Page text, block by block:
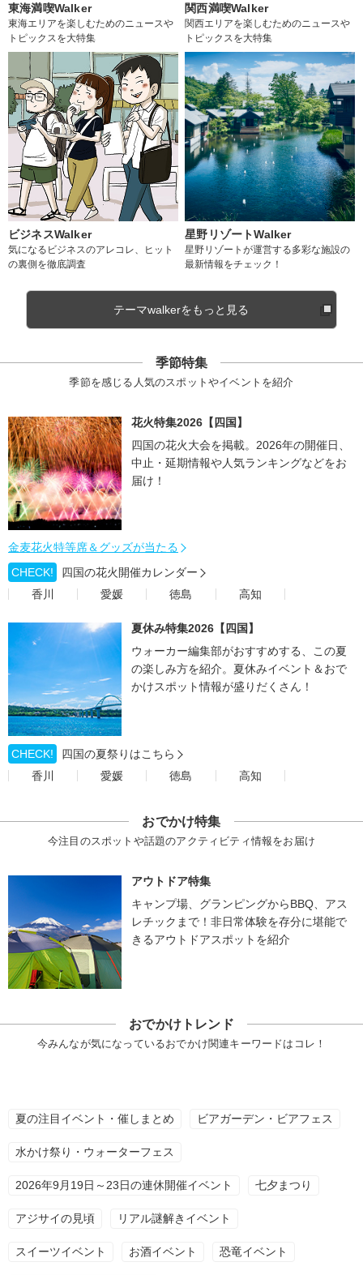
東海満喫Walker
東海エリアを楽しむためのニュースや
トピックスを大特集
関西満喫Walker
関西エリアを楽しむためのニュースや
トピックスを大特集
ビジネスWalker
気になるビジネスのアレコレ、ヒット
の裏側を徹底調査
星野リゾートWalker
星野リゾートが運営する多彩な施設の
最新情報をチェック！
テーマwalkerをもっと見る
季節特集
季節を感じる人気のスポットやイベントを紹介
花火特集2026【四国】
四国の花火大会を掲載。2026年の開催日、
中止・延期情報や人気ランキングなどをお
届け！
金麦花火特等席＆グッズが当たる
CHECK!
四国の花火開催カレンダー
香川
愛媛 徳島 高知
夏休み特集2026【四国】
ウォーカー編集部がおすすめする、この夏
の楽しみ方を紹介。夏休みイベント＆おで
かけスポット情報が盛りだくさん！
CHECK!
四国の夏祭りはこちら
香川
愛媛 徳島 高知
おでかけ特集
今注目のスポットや話題のアクティビティ情報をお届け
アウトドア特集
キャンプ場、グランピングからBBQ、アス
レチックまで！非日常体験を存分に堪能で
きるアウトドアスポットを紹介
おでかけトレンド
今みんなが気になっているおでかけ関連キーワードはコレ！
夏の注目イベント・催しまとめ ビアガーデン・ビアフェス
水かけ祭り・ウォーターフェス
2026年9月19日～23日の連休開催イベント 七夕まつり
アジサイの見頃 リアル謎解きイベント
スイーツイベント お酒イベント 恐竜イベント